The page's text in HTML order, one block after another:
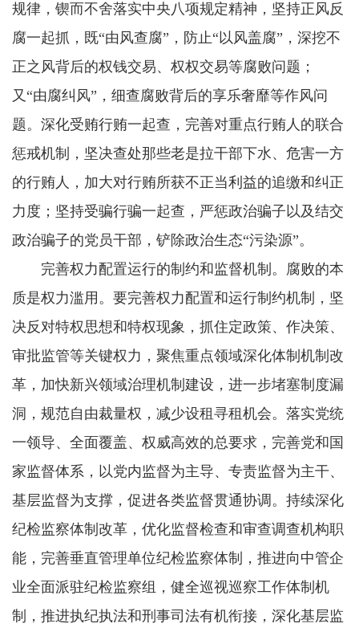
规律，锲而不舍落实中央八项规定精神，坚持正风反
腐一起抓，既“由风查腐”，防止“以风盖腐”，深挖不
正之风背后的权钱交易、权权交易等腐败问题；
又“由腐纠风”，细查腐败背后的享乐奢靡等作风问
题。深化受贿行贿一起查，完善对重点行贿人的联合
惩戒机制，坚决查处那些老是拉干部下水、危害一方
的行贿人，加大对行贿所获不正当利益的追缴和纠正
力度；坚持受骗行骗一起查，严惩政治骗子以及结交
政治骗子的党员干部，铲除政治生态“污染源”。
完善权力配置运行的制约和监督机制。腐败的本
质是权力滥用。要完善权力配置和运行制约机制，坚
决反对特权思想和特权现象，抓住定政策、作决策、
审批监管等关键权力，聚焦重点领域深化体制机制改
革，加快新兴领域治理机制建设，进一步堵塞制度漏
洞，规范自由裁量权，减少设租寻租机会。落实党统
一领导、全面覆盖、权威高效的总要求，完善党和国
家监督体系，以党内监督为主导、专责监督为主干、
基层监督为支撑，促进各类监督贯通协调。持续深化
纪检监察体制改革，优化监督检查和审查调查机构职
能，完善垂直管理单位纪检监察体制，推进向中管企
业全面派驻纪检监察组，健全巡视巡察工作体制机
制，推进执纪执法和刑事司法有机衔接，深化基层监